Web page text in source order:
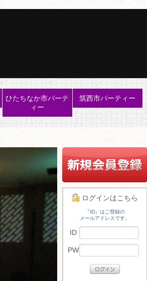
ひたちなか市パーテ
ィー
筑西市パーティー
ログインはこちら
『ID』はご登録の
メールアドレスです。
ID
PW